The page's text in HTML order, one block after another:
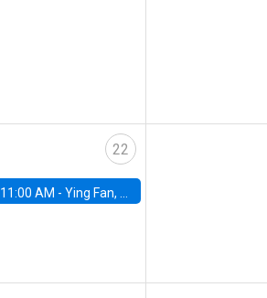
22
11:00 AM -Ying Fan, University of Michigan